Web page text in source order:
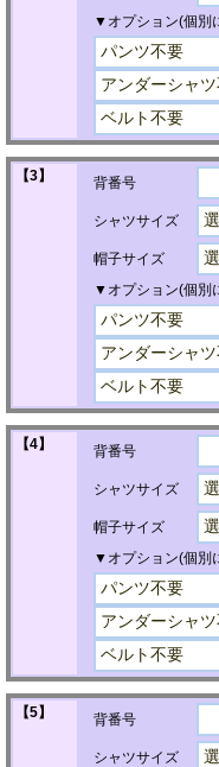
▼オプション(個別
【3】 背番号
シャツサイズ
帽子サイズ
▼オプション(個別
【4】 背番号
シャツサイズ
帽子サイズ
▼オプション(個別
【5】 背番号
シャツサイズ